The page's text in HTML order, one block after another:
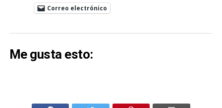
Correo electrónico
Me gusta esto: